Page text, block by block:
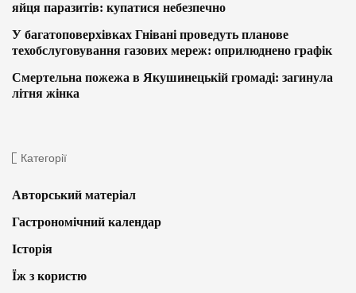
яйця паразитів: купатися небезпечно
У багатоповерхівках Гнівані проведуть планове
техобслуговування газових мереж: оприлюднено графік
Смертельна пожежа в Якушинецькій громаді: загинула
літня жінка
Категорії
Авторський матеріал
Гастрономічний календар
Історія
Їж з користю